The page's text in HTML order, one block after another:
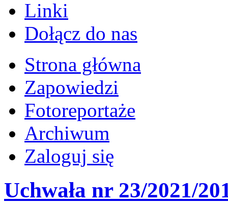
Linki
Dołącz do nas
Strona główna
Zapowiedzi
Fotoreportaże
Archiwum
Zaloguj się
Uchwała nr 23/2021/